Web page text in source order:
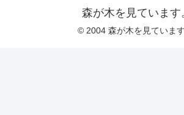
森が木を見ています
© 2004 森が木を見ていま